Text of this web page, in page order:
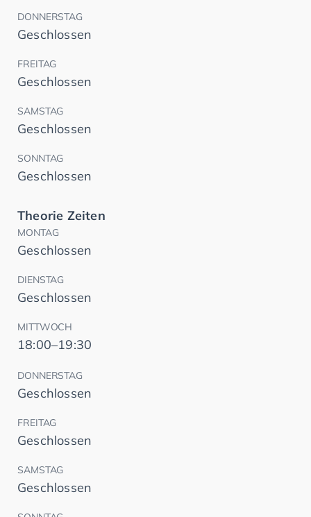
DONNERSTAG
Geschlossen
FREITAG
Geschlossen
SAMSTAG
Geschlossen
SONNTAG
Geschlossen
Theorie Zeiten
MONTAG
Geschlossen
DIENSTAG
Geschlossen
MITTWOCH
18:00–19:30
DONNERSTAG
Geschlossen
FREITAG
Geschlossen
SAMSTAG
Geschlossen